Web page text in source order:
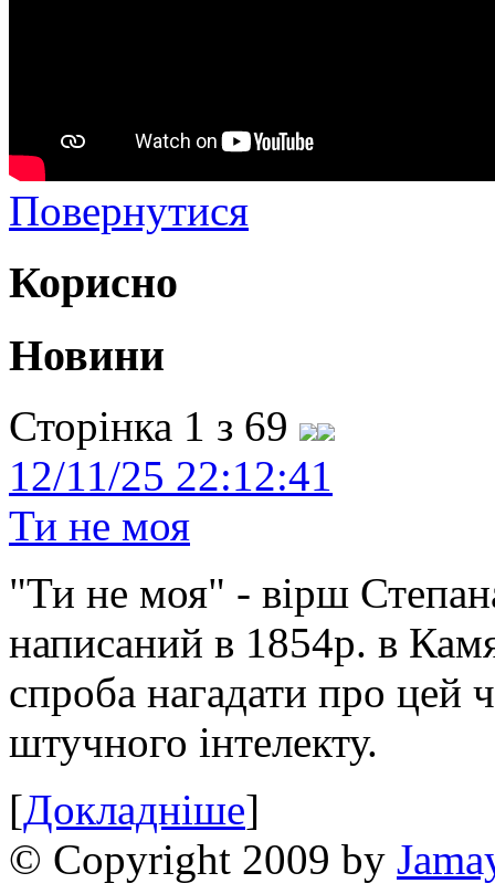
Повернутися
Корисно
Новини
Сторінка 1 з 69
12/11/25 22:12:41
Ти не моя
"Ти не моя" - вірш
написаний в 1854р. в
спроба нагадати про цей
штучного інтелекту.
[Докладніше]
© Copyright 2009 by